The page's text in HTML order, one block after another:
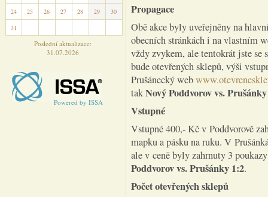
24
25 26 27 28 29
30
31
Poslední aktualizace:
31.07.2026
Powered by ISSA
Propagace
Obě akce byly uveřejněny na
obecních stránkách i na vlastním
vždy zvykem, ale tentokrát jste
bude otevřených sklepů, výši
Prušánecký web
takNový Poddvorov vs.
Vstupné
Vstupné 400,- Kč v Poddvorově
mapku a pásku na ruku. V
ale v ceně byly zahrnuty 3
Poddvorov vs. Prušánky 1:2.
Počet otevřených sklepů